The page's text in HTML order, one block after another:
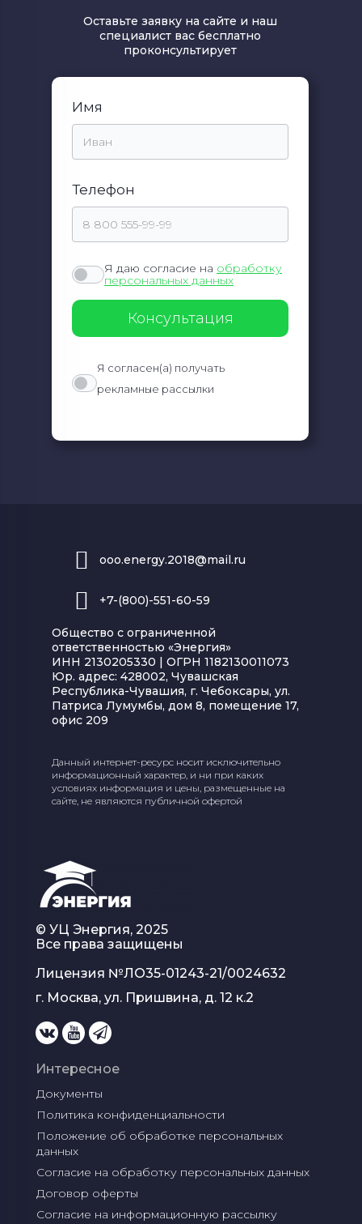
Оставьте заявку на сайте и наш
специалист вас бесплатно
проконсультирует
Имя
Телефон
Я даю согласие на обработку
персональных данных
Я согласен(а) получать
рекламные рассылки
ooo.energy.2018@mail.ru
+7-(800)-551-60-59
Общество с ограниченной
ответственностью «Энергия»
ИНН 2130205330 | ОГРН 1182130011073
Юр. адрес: 428002, Чувашская
Республика-Чувашия, г. Чебоксары, ул.
Патриса Лумумбы, дом 8, помещение 17,
офис 209
Данный интернет-ресурс носит исключительно
информационный характер, и ни при каких
условиях информация и цены, размещенные на
сайте, не являются публичной офертой
© УЦ Энергия, 2025
Все права защищены
Лицензия №ЛО35-01243-21/0024632
г. Москва, ул. Пришвина, д. 12 к.2
Интересное
Документы
Политика конфиденциальности
Положение об обработке персональных
данных
Согласие на обработку персональных данных
Договор оферты
Согласие на информационную рассылку